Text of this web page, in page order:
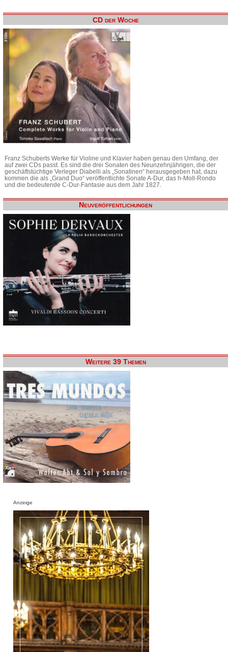
CD der Woche
Franz Schuberts Werke für Violine und Klavier haben genau den Umfang, der
auf zwei CDs passt. Es sind die drei Sonaten des Neunzehnjährigen, die der
geschäftstüchtige Verleger Diabelli als „Sonatinen“ herausgegeben hat, dazu
kommen die als „Grand Duo“ veröffentlichte Sonate A-Dur, das h-Moll-Rondo
und die bedeutende C-Dur-Fantasie aus dem Jahr 1827.
Neuveröffentlichungen
Weitere 39 Themen
Anzeige